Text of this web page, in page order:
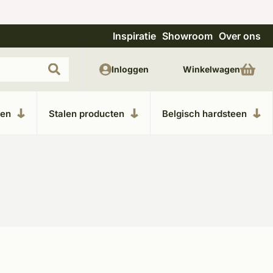
Uitgebreide showroom in Kesteren Unieke
Inspiratie Showroom Over ons
Stalen producten Belgisch hardsteen
Inloggen Winkelwagen